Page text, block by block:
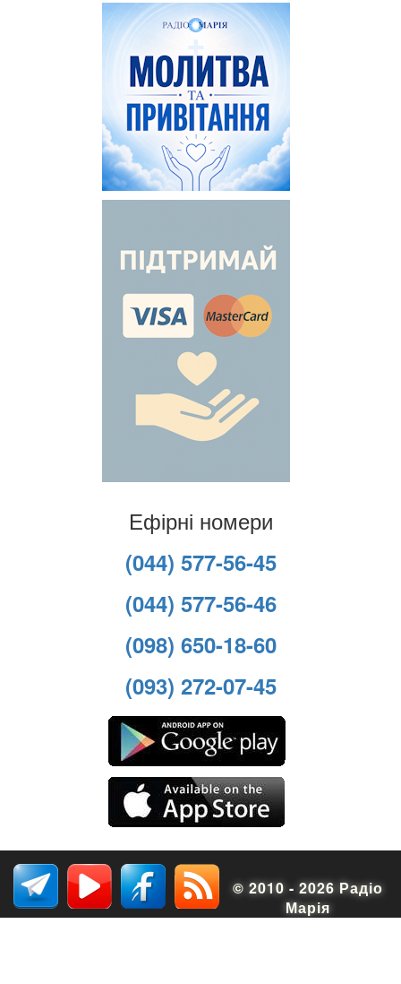
Ефірні номери
(044) 577-56-45
(044) 577-56-46
(098) 650-18-60
(093) 272-07-45
© 2010 - 2026 Радіо
Марія